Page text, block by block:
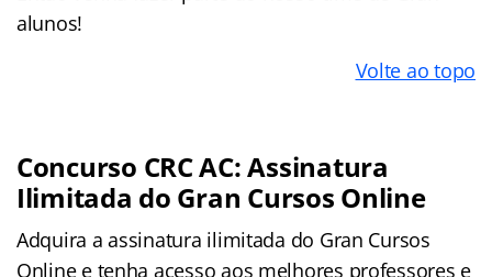
alunos!
Volte ao topo
Concurso CRC AC: Assinatura
Ilimitada do Gran Cursos Online
Adquira a assinatura ilimitada do Gran Cursos
Online e tenha acesso aos melhores professores e